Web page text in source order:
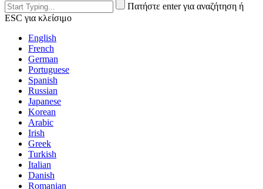
Πατήστε enter για αναζήτηση ή
ESC για κλείσιμο
English
French
German
Portuguese
Spanish
Russian
Japanese
Korean
Arabic
Irish
Greek
Turkish
Italian
Danish
Romanian